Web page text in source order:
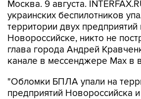
территории двух предприятий
Новороссийске, никто не
глава города Андрей
канале в мессенджере Max в
"Обломки БПЛА упали на
поселке Верхнебаканском. В
падения фрагментов